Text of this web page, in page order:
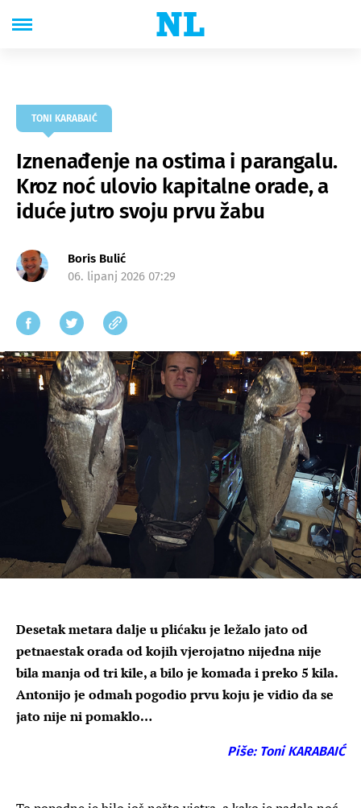
TONI KARABAIĆ
Iznenađenje na ostima i parangalu.
Kroz noć ulovio kapitalne orade, a
iduće jutro svoju prvu žabu
Boris Bulić
06. lipanj 2026 07:29
Desetak metara dalje u plićaku je ležalo jato od
petnaestak orada od kojih vjerojatno nijedna nije
bila manja od tri kile, a bilo je komada i preko 5 kila.
Antonijo je odmah pogodio prvu koju je vidio da se
jato nije ni pomaklo…
Piše: Toni KARABAIĆ